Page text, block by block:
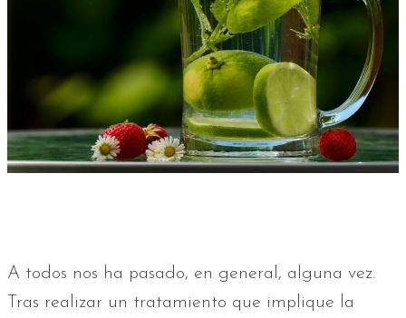
A todos nos ha pasado, en general, alguna vez.
Tras realizar un tratamiento que implique la